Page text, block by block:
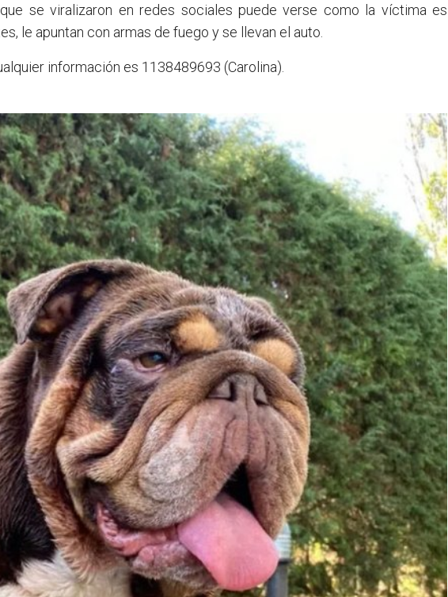
se viralizaron en redes sociales puede verse como la víctima es
le apuntan con armas de fuego y se llevan el auto.
información es 1138489693 (Carolina).